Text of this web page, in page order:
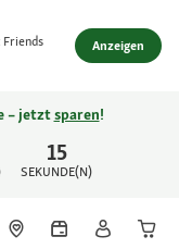
Anzeigen
15
SEKUNDE(N)
– jetztsparen!